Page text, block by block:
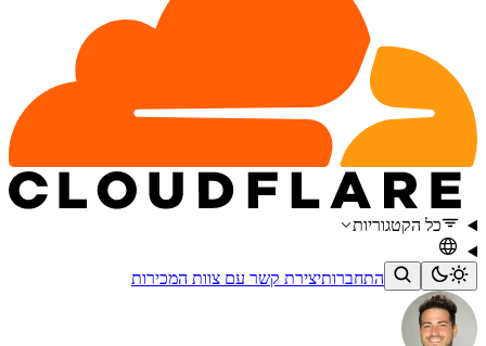
כל הקטגוריות
התחברותיצירת קשר עם צוות המכירות